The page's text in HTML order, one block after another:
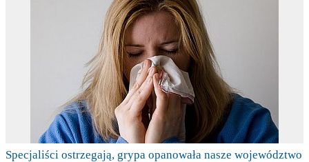
Specjaliści ostrzegają, grypa opanowała nasze województwo